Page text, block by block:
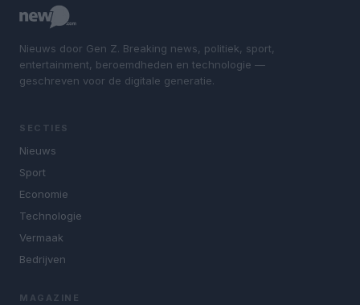
Nieuws door Gen Z. Breaking news, politiek, sport,
entertainment, beroemdheden en technologie —
geschreven voor de digitale generatie.
SECTIES
Nieuws
Sport
Economie
Technologie
Vermaak
Bedrijven
MAGAZINE